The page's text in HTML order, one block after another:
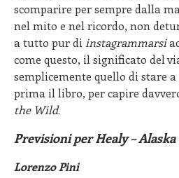
scomparire per sempre dalla
nel mito e nel ricordo, non
a tutto pur di instagrammarsi
come questo, il significato del
semplicemente quello di stare
prima il libro, per capire
the Wild.
Previsioni per Healy – Alaska
Lorenzo Pini